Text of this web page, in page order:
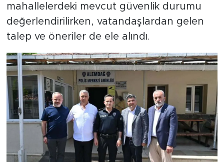
mahallelerdeki mevcut güvenlik durumu
değerlendirilirken, vatandaşlardan gelen
talep ve öneriler de ele alındı.